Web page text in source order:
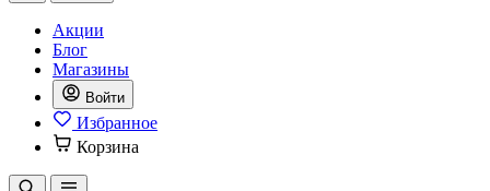
Акции
Блог
Магазины
Войти
Избранное
Корзина